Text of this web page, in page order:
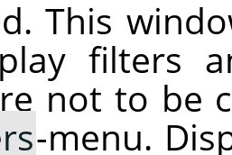
This
filters
not to be
-menu.